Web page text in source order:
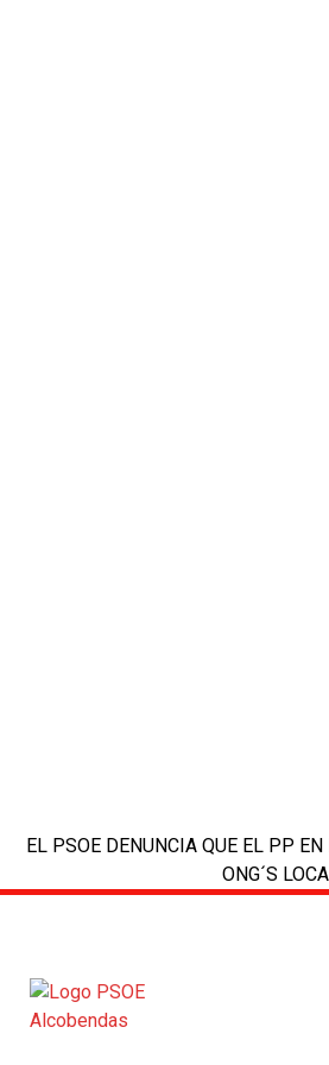
post:
EL PSOE DENUNCIA QUE EL PP
ONG´S